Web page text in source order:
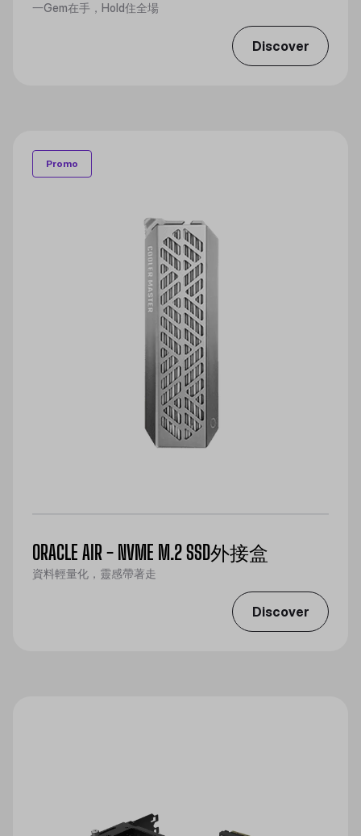
一Gem在手，Hold住全場
Discover
Promo
ORACLE AIR - NVME M.2 SSD外接盒
資料輕量化，靈感帶著走
Discover